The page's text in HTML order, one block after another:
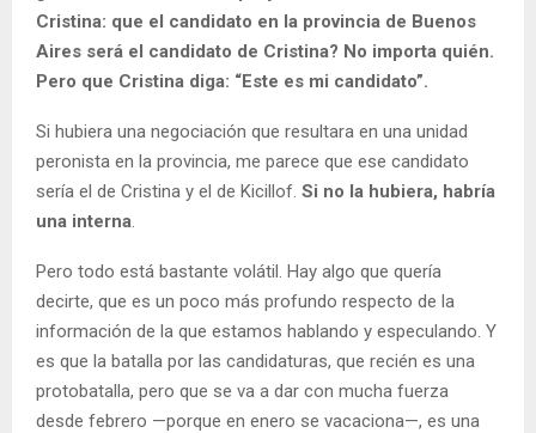
Cristina: que el candidato en la provincia de Buenos
Aires será el candidato de Cristina? No importa quién.
Pero que Cristina diga: “Este es mi candidato”.
Si hubiera una negociación que resultara en una unidad
peronista en la provincia, me parece que ese candidato
sería el de Cristina y el de Kicillof. Si no la hubiera, habría
una interna.
Pero todo está bastante volátil. Hay algo que quería
decirte, que es un poco más profundo respecto de la
información de la que estamos hablando y especulando. Y
es que la batalla por las candidaturas, que recién es una
protobatalla, pero que se va a dar con mucha fuerza
desde febrero —porque en enero se vacaciona—, es una